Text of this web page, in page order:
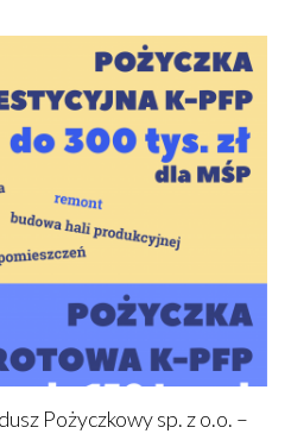
Pożyczkowy sp. z o.o. –